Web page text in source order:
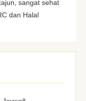
sangat sehat
dan Halal